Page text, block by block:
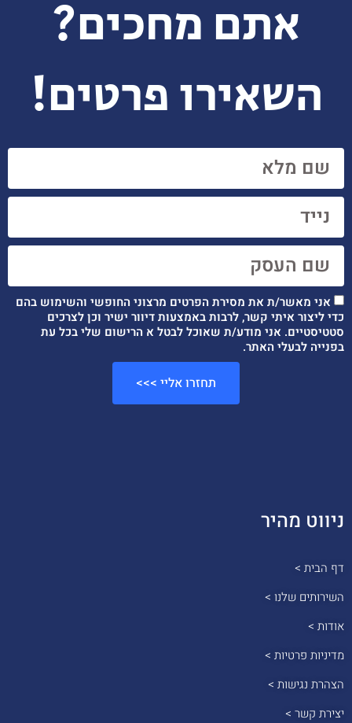
אתם מחכים?
השאירו פרטים!
אני מאשר/ת את מסירת הפרטים מרצוני החופשי והשימוש בהם
כדי ליצור איתי קשר, לרבות באמצעות דיוור ישיר וכן לצרכים
סטטיסטיים. אני מודע/ת שאוכל לבטל א הרישום שלי בכל עת
בפנייה לבעלי האתר.
תחזרו אליי >>>
ניווט מהיר
דף הבית >
השירותים שלנו >
אודות >
מדיניות פרטיות >
הצהרת נגישות >
יצירת קשר >